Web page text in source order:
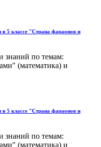
в 5 классе "Страна фараонов и
знаний по темам:
(математика) и
в 5 классе "Страна фараонов и
знаний по темам:
(математика) и